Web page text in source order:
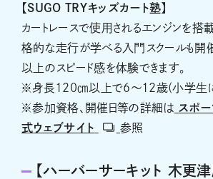
【SUGO TRYキッズカート塾】
カートレースで使用されるエンジンを搭
格的な走行が学べる入門スクールも開催
以上のスピード感を体験できます。
※身長120㎝以上で6～12歳(小学生
※参加資格、開催日等の詳細は スポ
式ウェブサイト
参照
【ハーバーサーキット 木更